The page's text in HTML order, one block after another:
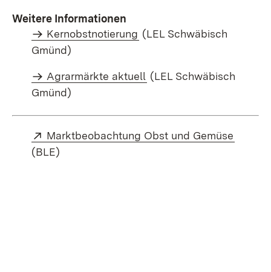
Weitere Informationen
Kernobstnotierung (LEL Schwäbisch
Gmünd)
Agrarmärkte aktuell (LEL Schwäbisch
Gmünd)
Extern:
Marktbeobachtung Obst und Gemüse
(BLE)